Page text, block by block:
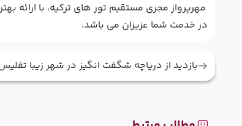
مهرپرواز مجری مستقیم تور های ترکیه، با ارائه
در خدمت شما عزیزان می باشد.
بازدید از دریاچه شگفت انگیز در شهر زیبا